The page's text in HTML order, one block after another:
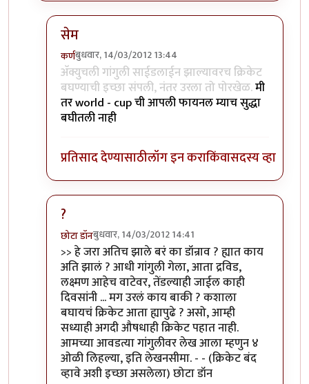
सेम
कर्णबुधवार, 14/03/2012 13:44
In reply toखी खी खी...byसोत्रि
अ‍ॅक्युचली गांगुली साईडलाईन झाल्यावरच क्रिकेट
बघण्याची इच्छा संपली, नंतर उरला तो पोरखेळ.मी
तर world - cup ची आपली फायनल म्याच सुद्धा
बघीतली नाही
प्रतिसाद देण्यासाठीलॉग इन कराकिंवासदस्य व्हा
?
छोटा डॉनबुधवार, 14/03/2012 14:41
In reply toखी खी खी...byसोत्रि
>> हे जरा अतिच झाले बरं का डॉन्राव ? ह्यात काय
अति झालं ? आधी गांगुली गेला, आता द्रविड,
लक्ष्मण आहेच वाटेवर, तेंडल्याही जाईल काही
दिवसांनी ... मग उरलं काय बाकी ? कशाला
बघायचं क्रिकेट आता ह्यापुढे ? असो, आम्ही
सध्याही अगदी औषधाही क्रिकेट पहात नाही.
आमच्या आवडत्या गांगुलीवर लेख आला म्हणुन ४
ओळी लिहल्या, इति लेखनसीमा. - - (क्रिकेट बंद
व्हावे अशी इच्छा असलेला) छोटा डॉन